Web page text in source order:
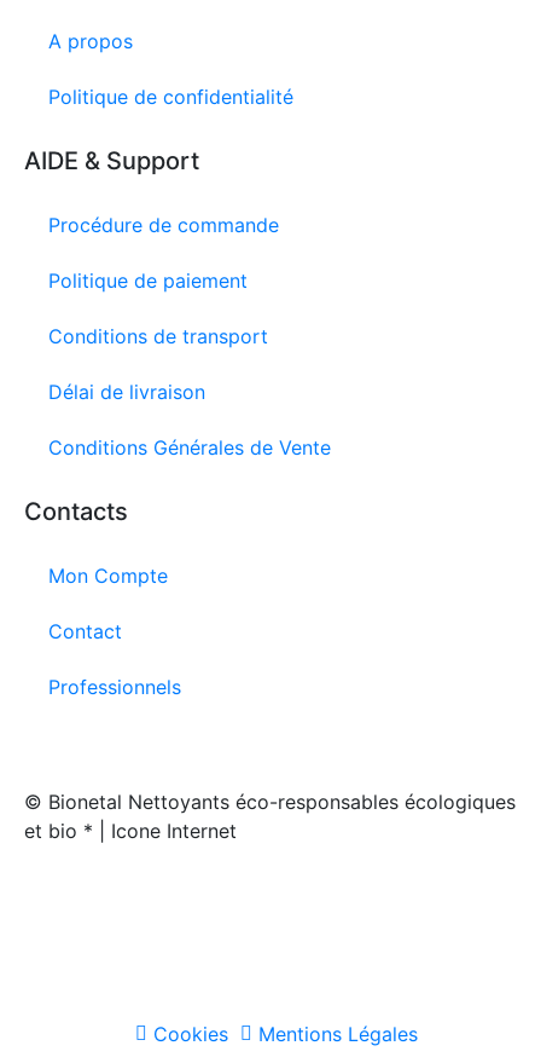
A propos
Politique de confidentialité
AIDE & Support
Procédure de commande
Politique de paiement
Conditions de transport
Délai de livraison
Conditions Générales de Vente
Contacts
Mon Compte
Contact
Professionnels
© Bionetal Nettoyants éco-responsables écologiques
et bio * | Icone Internet
Cookies Mentions Légales